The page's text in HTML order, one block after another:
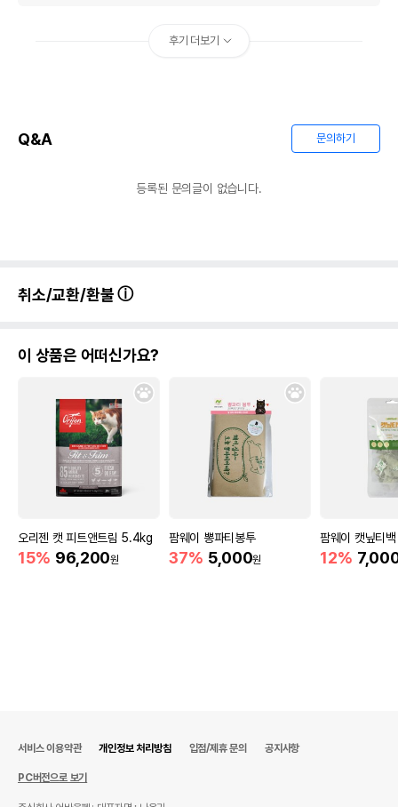
후기 더보기
Q&A 문의하기
등록된 문의글이 없습니다.
취소/교환/환불
이 상품은 어떠신가요?
오리젠 캣 피트앤트림 5.4kg
15% 96,200원
팜웨이 뽕파티봉투
37% 5,000원
팜웨이 캣닢티백
12%
서비스 이용약관 개인정보 처리방침 입점/제휴 문의 공지사항
PC버전으로 보기